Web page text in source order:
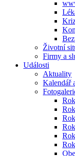
Životní
Firmy a
Události
Aktuality
Kalendář